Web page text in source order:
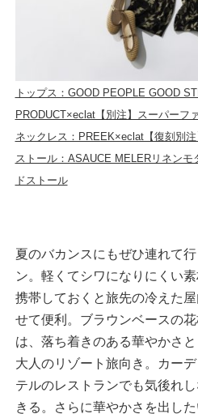
トップス：GOOD PEOPLE GOOD
PRODUCT×eclat【別注】スーパーフ
ネックレス：PREEK×eclat【復刻別
ストール：ASAUCE MELERリネンモ
ドストール
夏のバカンスにもぜひ連れて
ン。軽くてシワになりにくい
携帯しておくと旅先の冷えた
せて便利。ブラウンベースの
は、落ち着きのある華やかさ
大人のリゾート旅向き。カー
テルのレストランでも気後れ
きる。さらに華やかさを出し